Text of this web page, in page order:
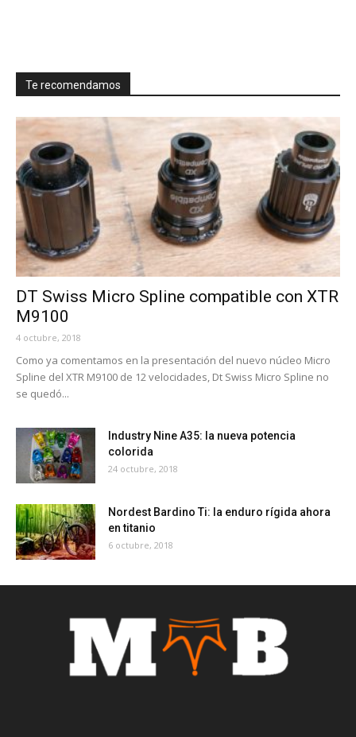
Te recomendamos
DT Swiss Micro Spline compatible con XTR
M9100
4 octubre, 2018
Como ya comentamos en la presentación del nuevo núcleo Micro
Spline del XTR M9100 de 12 velocidades, Dt Swiss Micro Spline no
se quedó...
Industry Nine A35: la nueva potencia
colorida
24 octubre, 2018
Nordest Bardino Ti: la enduro rígida ahora
en titanio
6 octubre, 2018